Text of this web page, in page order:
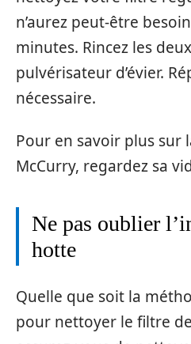
n’aurez peut-être
minutes. Rincez les
pulvérisateur d’évier.
nécessaire.
Pour en savoir plus sur
McCurry, regardez sa
Ne pas oublier
hotte
Quelle que soit la
pour nettoyer le filtre